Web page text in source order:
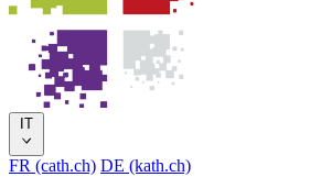
IT
FR (cath.ch) DE (kath.ch)